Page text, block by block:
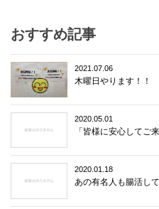
おすすめ記事
2021.07.06
木曜日やります！！
2020.05.01
「皆様に安心してご
2020.01.18
あの有名人も腸活し